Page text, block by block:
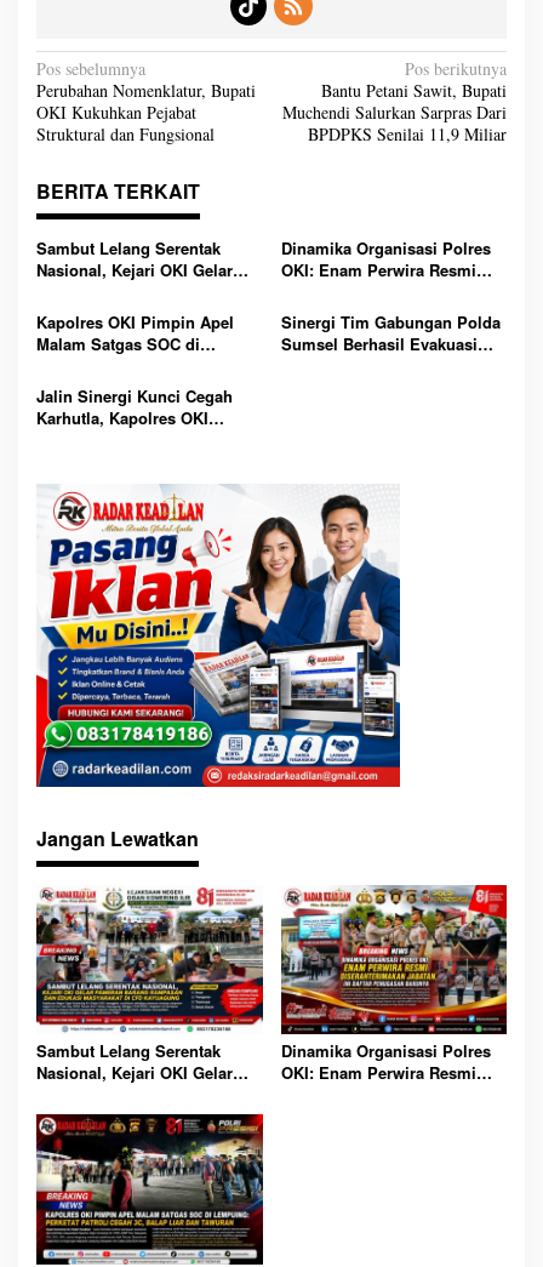
N
a
v
i
g
a
p
s
Pos sebelumnya
Perubahan Nomenklatur, Bupati
OKI Kukuhkan Pejabat
Struktural dan Fungsional
Pos berikutnya
Bantu Petani Sawit, Bupati
Muchendi Salurkan Sarpras Dari
BPDPKS Senilai 11,9 Miliar
BERITA TERKAIT
Sambut Lelang Serentak
Nasional, Kejari OKI Gelar
dan Edukasi Masyarakat di
CFD Kayuagung
Dinamika Organisasi Polres
OKI: Enam Perwira Resmi
Daftar Penugasan Barunya
Kapolres OKI Pimpin Apel
Malam Satgas SOC di
Cegah 3C, Balap Liar dan
Tawuran
Sinergi Tim Gabungan Polda
Sumsel Berhasil Evakuasi
Jalin Sinergi Kunci Cegah
Karhutla, Kapolres OKI
Jangan Lewatkan
Sambut Lelang Serentak
Nasional, Kejari OKI Gelar
dan Edukasi Masyarakat di
CFD Kayuagung
Dinamika Organisasi Polres
OKI: Enam Perwira Resmi